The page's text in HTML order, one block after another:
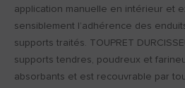
application manuelle en intérieur et
sensiblement l’adhérence des
supports traités. TOUPRET
supports tendres, poudreux et
absorbants et est recouvrable par